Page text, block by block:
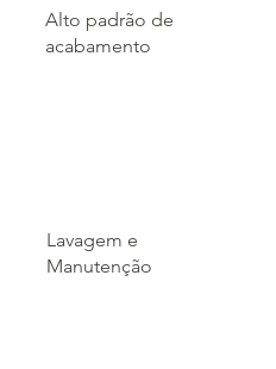
Alto padrão de
acabamento
Lavagem e
Manutenção